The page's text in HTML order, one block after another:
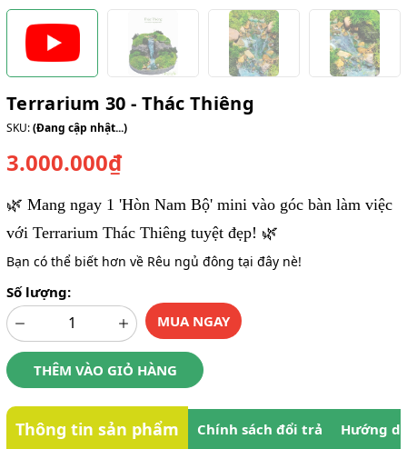
Terrarium 30 - Thác Thiêng
SKU:(Đang cập nhật...)
3.000.000₫
🌿 Mang ngay 1 'Hòn Nam Bộ' mini vào góc bàn làm việc
với Terrarium Thác Thiêng tuyệt đẹp! 🌿
Bạn có thể biết hơn về Rêu ngủ đông tại đây nè!
Số lượng:
MUA NGAY
THÊM VÀO GIỎ HÀNG
Thông tin sản phẩm Chính sách đổi trả Hướng